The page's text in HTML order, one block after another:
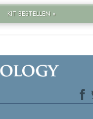
KIT BESTELLEN »